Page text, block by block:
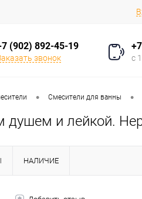
(902) 892-45-19
звонок с
• Смесители для ванны •
душем и лейкой.
НАЛИЧИЕ